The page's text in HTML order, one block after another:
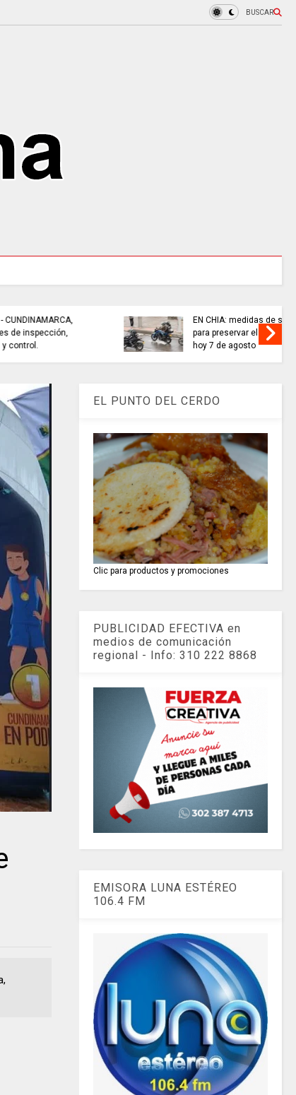
BUSCAR
EN CHÍA: medidas de seguridad
para preservar el orden público
hoy 7 de agosto
EL PUNTO DEL CERDO
Clic para productos y promociones
PUBLICIDAD EFECTIVA en
medios de comunicación
regional - Info: 310 222 8868
EMISORA LUNA ESTÉREO
106.4 FM